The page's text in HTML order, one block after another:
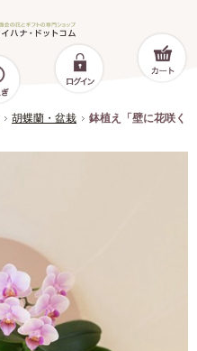
胡蝶蘭・盆栽
鉢植え「壁に花咲く